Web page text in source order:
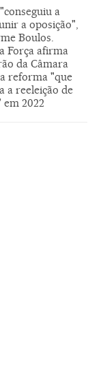
a
a oposição",
Boulos.
Força afirma
da Câmara
reforma "que
a reeleição de
2022